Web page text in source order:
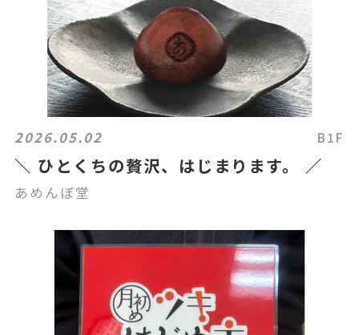
2026.05.02 B1F
＼ ひとくちの贅沢、はじまります。 ／
あめんぼ堂